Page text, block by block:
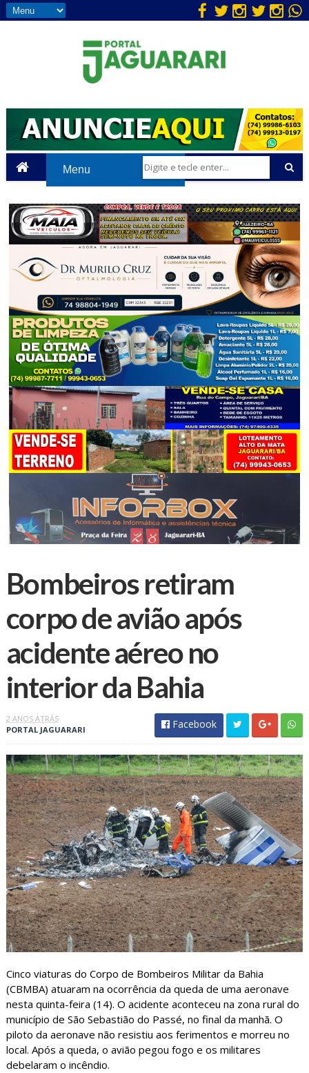
Bombeiros retiram
corpo de avião após
acidente aéreo no
interior da Bahia
2 ANOS ATRÁS
PORTAL JAGUARARI
Facebook
Cinco viaturas do Corpo de Bombeiros Militar da Bahia
(CBMBA) atuaram na ocorrência da queda de uma aeronave
nesta quinta-feira (14). O acidente aconteceu na zona rural do
município de São Sebastião do Passé, no final da manhã. O
piloto da aeronave não resistiu aos ferimentos e morreu no
local. Após a queda, o avião pegou fogo e os militares
debelaram o incêndio.